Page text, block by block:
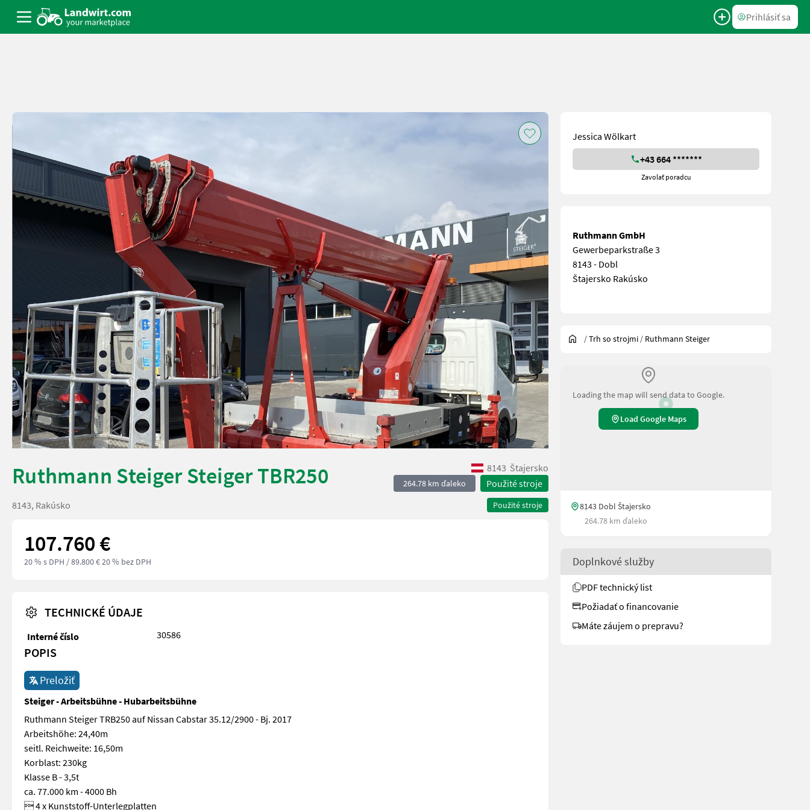
Prihlásiť sa
Ruthmann Steiger Steiger TBR250 8143 Štajersko
264.78 km ďaleko Použité stroje
Použité stroje
8143, Rakúsko
107.760 €
20 % s DPH / 89.800 € 20 % bez DPH
TECHNICKÉ ÚDAJE
Interné číslo 30586
POPIS
Preložiť
Steiger - Arbeitsbühne - Hubarbeitsbühne
Ruthmann Steiger TRB250 auf Nissan Cabstar 35.12/2900 - Bj. 2017
Arbeitshöhe: 24,40m
seitl. Reichweite: 16,50m
Korblast: 230kg
Klasse B - 3,5t
ca. 77.000 km - 4000 Bh
 4 x Kunststoff-Unterlegplatten
Jessica Wölkart
+43 664 *******
Zavolať poradcu
Ruthmann GmbH
Gewerbeparkstraße 3
8143 - Dobl
Štajersko Rakúsko
/Trh so strojmi / Ruthmann Steiger
Loading the map will send data to Google.
Load Google Maps
8143 Dobl Štajersko
264.78 km ďaleko
Doplnkové služby
PDF technický list
Požiadať o financovanie
Máte záujem o prepravu?